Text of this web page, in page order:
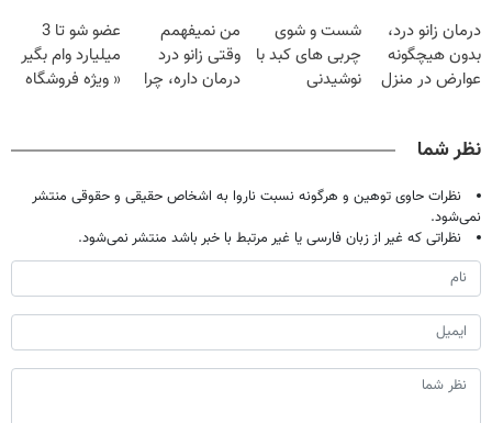
میلیون تومان!!!
خانگی
صحبت کنید)
درمان زانو درد،
بدون هیچگونه
عوارض در منزل
شست و شوی
چربی های کبد با
نوشیدنی
من نمیفهمم
وقتی زانو درد
درمان داره، چرا
عضو شو تا 3
میلیارد وام بگیر
« ویژه فروشگاه
نظر شما
نظرات حاوی توهین و هرگونه نسبت ناروا به اشخاص حقیقی و حقوقی منتشر
نمی‌شود.
نظراتی که غیر از زبان فارسی یا غیر مرتبط با خبر باشد منتشر نمی‌شود.